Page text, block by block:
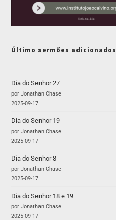
Último sermões adicionados
Dia do Senhor 27
por Jonathan Chase
2025-09-17
Dia do Senhor 19
por Jonathan Chase
2025-09-17
Dia do Senhor 8
por Jonathan Chase
2025-09-17
Dia do Senhor 18 e 19
por Jonathan Chase
2025-09-17